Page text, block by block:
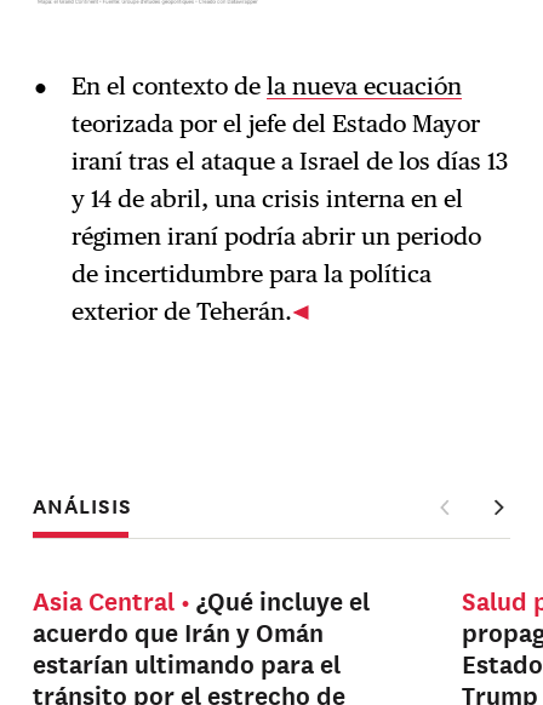
En el contexto de la nueva ecuación
teorizada por el jefe del Estado Mayor
iraní tras el ataque a Israel de los días 13
y 14 de abril, una crisis interna en el
régimen iraní podría abrir un periodo
de incertidumbre para la política
exterior de Teherán.
ANÁLISIS
Asia Central
¿Qué incluye el
acuerdo que Irán y Omán
estarían ultimando para el
tránsito por el estrecho de
Salud
Trump